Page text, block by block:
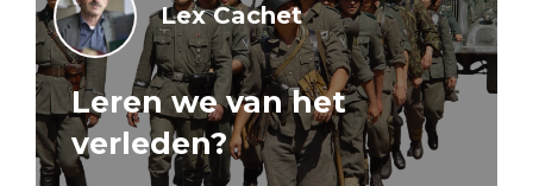
Lex Cachet
Leren we van het
verleden?